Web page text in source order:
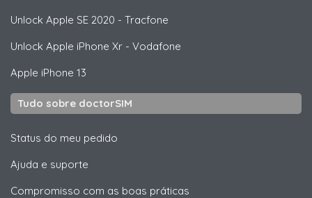
Unlock Apple SE 2020 - Tracfone
Unlock Apple iPhone Xr - Vodafone
Apple iPhone 13
Tudo sobre doctorSIM
Status do meu pedido
Ajuda e suporte
Compromisso com as boas práticas